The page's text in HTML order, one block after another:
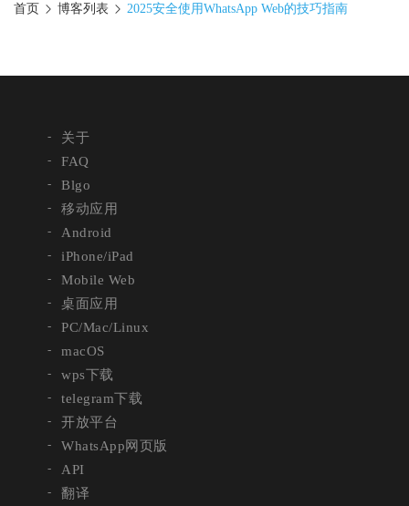
首页 博客列表 2025安全使用WhatsApp Web​的技巧指南
关于
FAQ
Blgo
移动应用
Android
iPhone/iPad
Mobile Web
桌面应用
PC/Mac/Linux
macOS
wps下载
telegram下载
开放平台
WhatsApp网页版
API
翻译